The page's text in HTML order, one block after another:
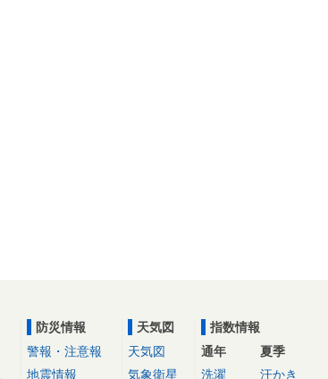
防災情報
警報・注意報
地震情報
天気図
天気図
気象衛星
指数情報
通年
洗濯
夏季
汗かき